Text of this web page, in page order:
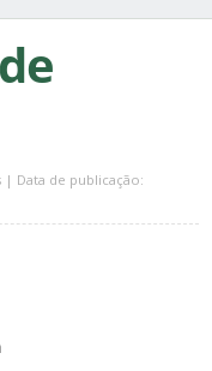
| Data de publicação: